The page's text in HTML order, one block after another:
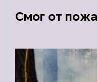
Смог от